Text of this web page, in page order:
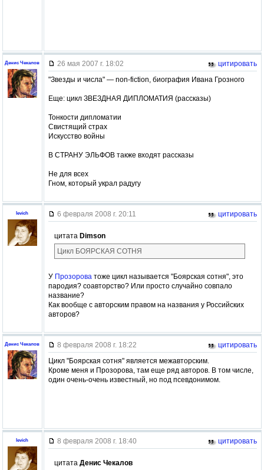
Денис Чекалов 26 мая 2007 г. 18:02
цитировать
"Звезды и числа" — non-fiction, биография Ивана Грозного
Еще: цикл ЗВЕЗДНАЯ ДИПЛОМАТИЯ (рассказы)
Тонкости дипломатии
Свистящий страх
Искусство войны
В СТРАНУ ЭЛЬФОВ также входят рассказы
Не для всех
Гном, который украл радугу
levich 6 февраля 2008 г. 20:11 цитировать
цитата Dimson
Цикл БОЯРСКАЯ СОТНЯ
У Прозорова тоже цикл называется "Боярская сотня", это
пародия? соавторство? Или просто случайно совпало
название?
Как вообще с авторским правом на названия у Российских
авторов?
Денис Чекалов 8 февраля 2008 г. 18:22
цитировать
Цикл "Боярская сотня" является межавторским.
Кроме меня и Прозорова, там еще ряд авторов. В том числе,
один очень-очень известный, но под псевдонимом.
levich 8 февраля 2008 г. 18:40 цитировать
цитата Денис Чекалов